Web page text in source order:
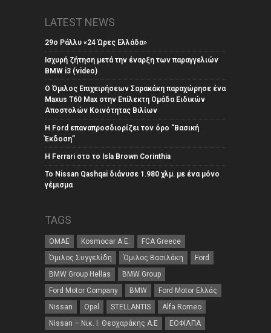
LATEST NEWS
29ο Ράλλυ «24 Ώρες Ελλάδα»
Ισχυρή ζήτηση μετά την έναρξη των παραγγελιών
BMW i3 (video)
Ο Όμιλος Επιχειρήσεων Σαρακάκη παραχώρησε ένα
Maxus T60 Max στην Επίλεκτη Ομάδα Ειδικών
Αποστολών Κοινότητας Βιλίων
Η Ford επαναπροσδιορίζει τον όρο “Βασική
Έκδοση”
Η Ferrari στο το Isla Brown Corinthia
Το Nissan Qashqai διάνυσε 1.980 χλμ. με ένα μόνο
γέμισμα
TAGS
ΟΜΑΕ Kosmocar Α.Ε.
FCA Greece
Όμιλος Συγγελίδη
Όμιλος Βασιλάκη
Ford
BMW Group Hellas
BMW Group
Ford Motor Company
BMW
Ford Motor Ελλάς
Nissan
Opel STELLANTIS
Alfa Romeo
Nissan – Νικ. Ι. Θεοχαράκης Α.Ε
ΕΟΦΙΛΠΑ